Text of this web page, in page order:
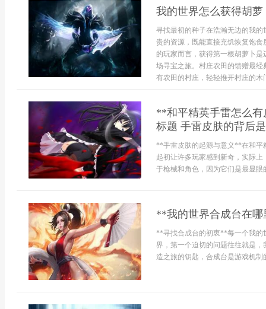
我的世界怎么获得胡
寻找最初的种子在浩瀚无边的我
贵的资源，既能直接充饥恢复饱
的玩家而言，获得第一根胡萝卜
场寻宝之旅。村庄农田的馈赠最
有农田的村庄，轻轻推开村庄的木
**和平精英手雷怎么
标题 手雷皮肤的背后
**手雷皮肤的起源与意义**在和平
起初让许多玩家感到新奇，实际
于枪械和角色，因为它们是最显
**我的世界合成台在
**寻找合成台的初衷**每一个我的
界，第一个迫切的问题往往就是
造之旅的钥匙，合成台是游戏机